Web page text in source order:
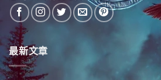
最新文章